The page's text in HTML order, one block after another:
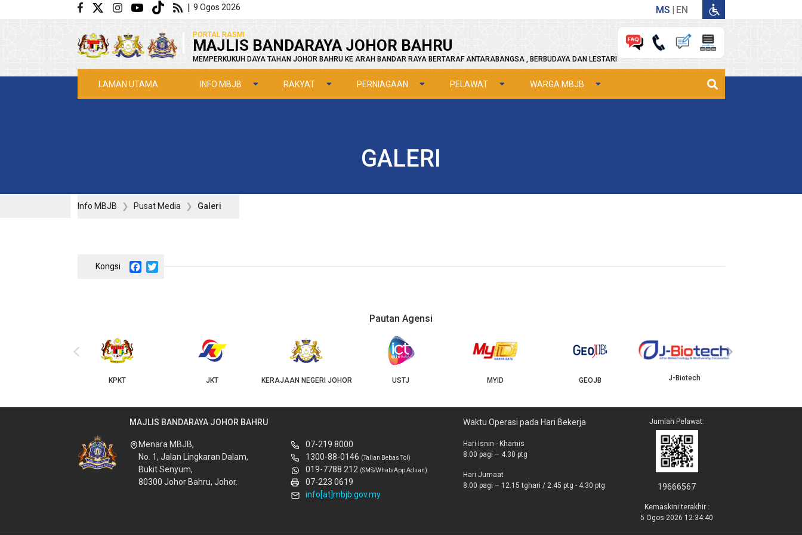
Langkau ke kandungan utama | 9 Ogos 2026 MS EN
PORTAL RASMI
MAJLIS BANDARAYA JOHOR BAHRU
MEMPERKUKUH DAYA TAHAN JOHOR BAHRU KE ARAH BANDAR RAYA BERTARAF ANTARABANGSA , BERBUDAYA DAN LESTARI
LAMAN UTAMA INFO MBJB RAKYAT PERNIAGAAN PELAWAT WARGA MBJB
GALERI
Info MBJB Pusat Media Galeri
Facebook
Twitter
Pautan Agensi
KPKT JKT KERAJAAN NEGERI JOHOR USTJ MYID GEOJB J-Biotech
‹ ›
MAJLIS BANDARAYA JOHOR BAHRU
Menara MBJB,
No. 1, Jalan Lingkaran Dalam,
Bukit Senyum,
80300 Johor Bahru, Johor.
07-219 8000
1300-88-0146 (Talian Bebas Tol)
019-7788 212 (SMS/WhatsApp Aduan)
07-223 0619
info[at]mbjb.gov.my
Waktu Operasi pada Hari Bekerja
Hari Isnin - Khamis
8.00 pagi – 4.30 ptg
Hari Jumaat
8.00 pagi – 12.15 tghari / 2.45 ptg - 4.30 ptg
Jumlah Pelawat:
19666567
Kemaskini terakhir :
5 Ogos 2026 12:34:40